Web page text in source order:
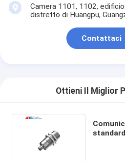
Camera 1101, 1102, edificio
distretto di Huangpu,
Contattaci
Ottieni Il Miglior